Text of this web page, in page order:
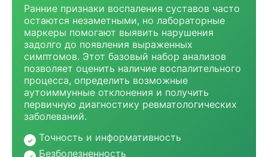
Ранние признаки воспаления суставов часто
остаются незаметными, но лабораторные
маркеры помогают выявить нарушения
задолго до появления выраженных
симптомов. Этот базовый набор анализов
позволяет оценить наличие воспалительного
процесса, определить возможные
аутоиммунные отклонения и получить
первичную диагностику ревматологических
заболеваний.
Точность и информативность
Безболезненность